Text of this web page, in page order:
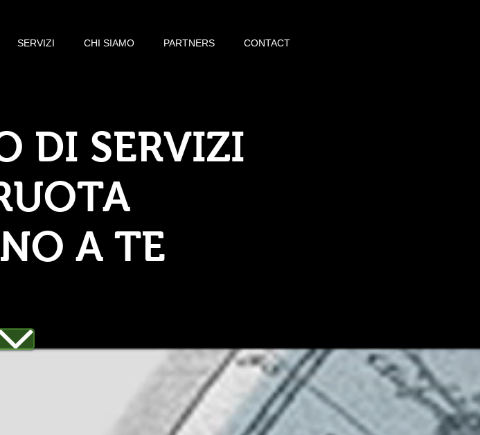
SERVIZI CHI SIAMO PARTNERS CONTACT
DI SERVIZI
A TE